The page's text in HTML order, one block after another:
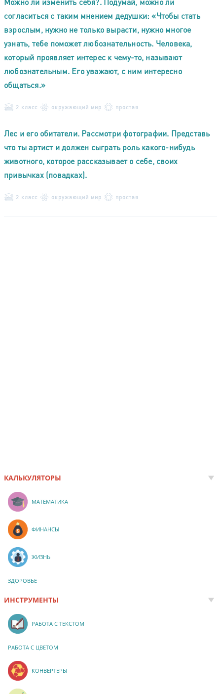
согласиться с таким мнением дедушки: «Чтобы стать
взрослым, нужно не только вырасти, нужно многое
узнать, тебе поможет любознательность. Человека,
который проявляет интерес к чему-то, называют
любознательным. Его уважают, с ним интересно
общаться.»
2 класс окружающий мир простая
Лес и его обитатели. Рассмотри фотографии. Представь
что ты артист и должен сыграть роль какого-нибудь
животного, которое рассказывает о себе, своих
привычках (повадках).
2 класс окружающий мир простая
КАЛЬКУЛЯТОРЫ
МАТЕМАТИКА
ФИНАНСЫ
ЖИЗНЬ
ЗДОРОВЬЕ
ИНСТРУМЕНТЫ
РАБОТА С ТЕКСТОМ
РАБОТА С ЦВЕТОМ
КОНВЕРТЕРЫ